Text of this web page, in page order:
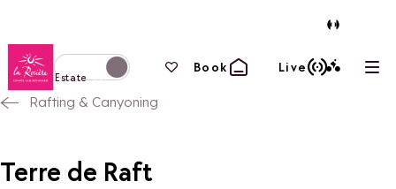
Torna alla home page
Passa alla modalità invernale
Estate
I tuoi preferiti
Book Live
Rafting & Canyoning
Terre de Raft